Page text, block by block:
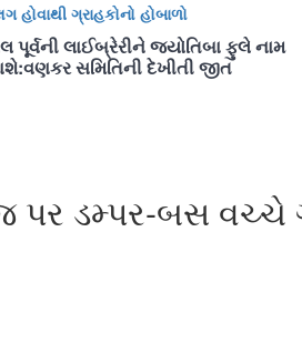
ગ્રાહકોનો હોબાળો
પૂર્વની લાઈબ્રેરીને જ્યોતિબા ફુલે નામ
સમિતિની દેખીતી જીત
પર ડમ્પર-બસ વચ્ચે